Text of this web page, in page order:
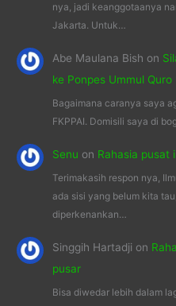
nya, jadi keanggotaanya
Jakarta. Untuk…
Abe Maulana Bish on
ke Ponpes Ummul Quro
Bagaimana caranya saya
FKPPAI. Domisili saya di
Senu on Rahasia pusat
Terimakasih respon nya,
ada sisi yang belum kita
diperkenankan…
Singgih Hartadjion
pusar
Bisa diwedar lebih dalam